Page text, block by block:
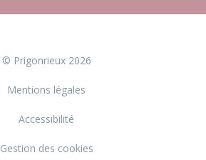
© Prigonrieux 2026
Mentions légales
Accessibilité
Gestion des cookies